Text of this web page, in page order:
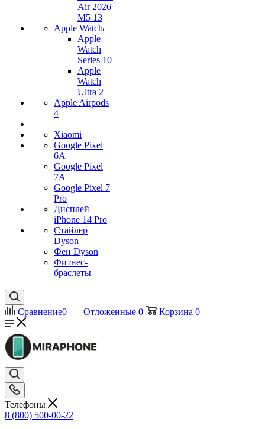
Air 2026
M5 13
Apple Watch
Apple
Watch
Series 10
Apple
Watch
Ultra 2
Apple Airpods
4
Xiaomi
Google Pixel
6A
Google Pixel
7А
Google Pixel 7
Pro
Дисплей
iPhone 14 Pro
Стайлер
Dyson
Фен Dyson
Фитнес-
браслеты
Сравнение0 Отложенные 0 Корзина 0
Телефоны
8 (800) 500-00-22